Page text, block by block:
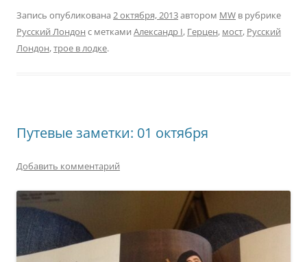
Запись опубликована 2 октября, 2013автором MW в рубрике
Русский Лондон с метками Александр I, Герцен, мост, Русский
Лондон,трое в лодке.
Путевые заметки: 01 октября
Добавить комментарий